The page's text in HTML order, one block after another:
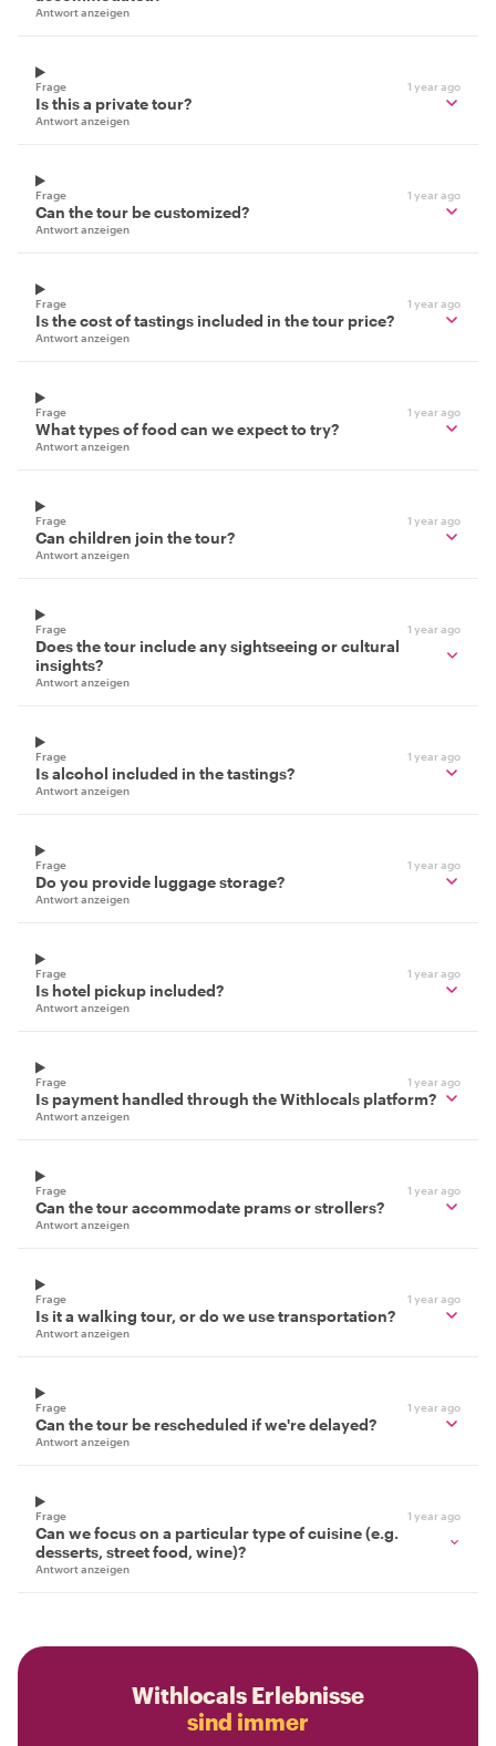
Antwort anzeigen
Frage 1 year ago
Is this a private tour?
Antwort anzeigen
Frage 1 year ago
Can the tour be customized?
Antwort anzeigen
Frage 1 year ago
Is the cost of tastings included in the tour price?
Antwort anzeigen
Frage 1 year ago
What types of food can we expect to try?
Antwort anzeigen
Frage 1 year ago
Can children join the tour?
Antwort anzeigen
Frage 1 year ago
Does the tour include any sightseeing or cultural
insights?
Antwort anzeigen
Frage 1 year ago
Is alcohol included in the tastings?
Antwort anzeigen
Frage 1 year ago
Do you provide luggage storage?
Antwort anzeigen
Frage 1 year ago
Is hotel pickup included?
Antwort anzeigen
Frage 1 year ago
Is payment handled through the Withlocals platform?
Antwort anzeigen
Frage 1 year ago
Can the tour accommodate prams or strollers?
Antwort anzeigen
Frage 1 year ago
Is it a walking tour, or do we use transportation?
Antwort anzeigen
Frage 1 year ago
Can the tour be rescheduled if we're delayed?
Antwort anzeigen
Frage 1 year ago
Can we focus on a particular type of cuisine (e.g.
desserts, street food, wine)?
Antwort anzeigen
Withlocals Erlebnisse
sind immer